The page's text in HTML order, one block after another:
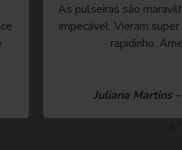
As pulseiras são
impecável. Vieram
rapidinho.
Juliana Martins